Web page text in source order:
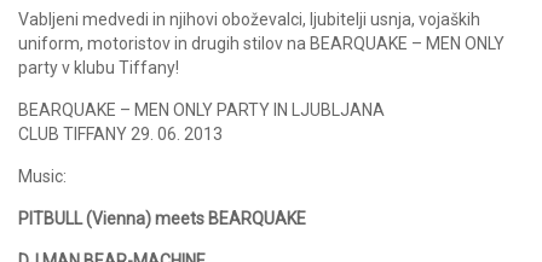
Vabljeni medvedi in njihovi oboževalci, ljubitelji usnja, vojaških
uniform, motoristov in drugih stilov na BEARQUAKE – MEN ONLY
party v klubu Tiffany!
BEARQUAKE – MEN ONLY PARTY IN LJUBLJANA
CLUB TIFFANY 29. 06. 2013
Music:
PITBULL (Vienna) meets BEARQUAKE